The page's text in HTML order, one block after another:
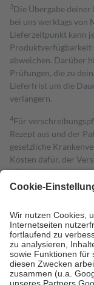
3Die Übergabe
bei uns werktags von
Lieferzeitpunkt kann
Produktverfügbarkeit
abweichen. Darüber
Prüfungen, die zu
Lieferfrist um die
verlängern.
4Für
Rezept aus und der
gesetzliche
Kosten dafür, der
mit.
Grundsätzlich leisten
höchstens zehn Euro.
Kosten der Leistung
Diese Regeln gelten
Bei Heilmitteln und
Zuzahlung zehn
Verordnung.